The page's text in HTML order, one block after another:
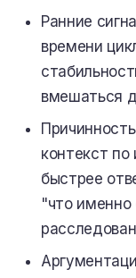
Ранние
времени
вмешаться
контекст по
быстрее
"что именно